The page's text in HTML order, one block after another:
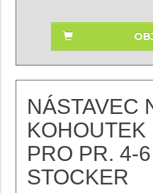
NÁSTAVEC
KOHOUTEK
PRO PR. 4-
STOCKER